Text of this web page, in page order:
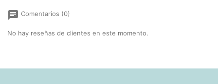
chat Comentarios (0)
No hay reseñas de clientes en este momento.